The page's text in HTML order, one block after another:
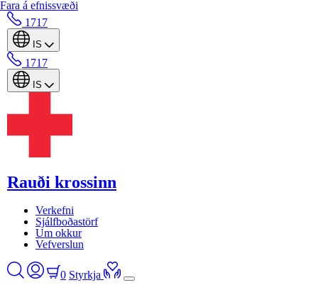
Fara á efnissvæði
1717
IS
1717
IS
Rauði krossinn
Verkefni
Sjálfboðastörf
Um okkur
Vefverslun
0 Styrkja